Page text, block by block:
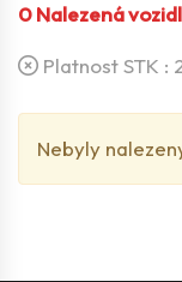
0Nalezená
Platnost STK :
Nebyly